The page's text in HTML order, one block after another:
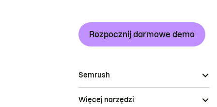
Rozpocznij darmowe demo
Semrush
Więcej narzędzi